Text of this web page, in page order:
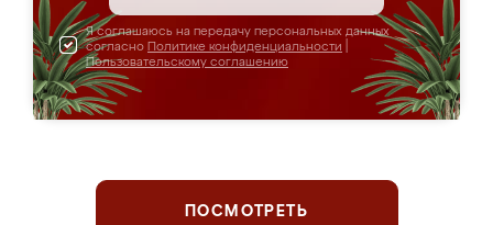
Я соглашаюсь на передачу персональных данных
согласно Политике конфиденциальности
Пользовательскому соглашению
ПОСМОТРЕТЬ